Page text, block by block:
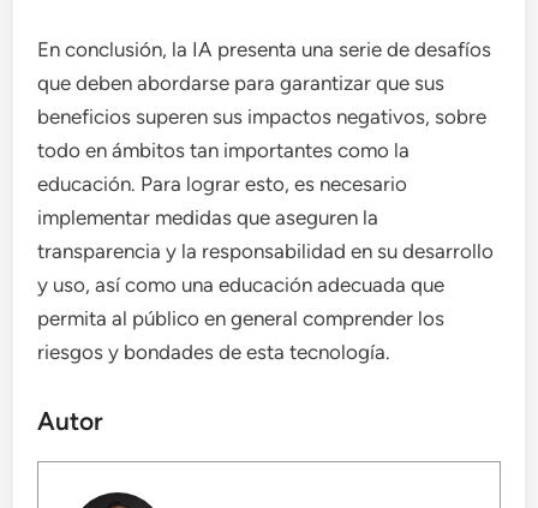
En conclusión, la IA presenta una serie de desafíos
que deben abordarse para garantizar que sus
beneficios superen sus impactos negativos, sobre
todo en ámbitos tan importantes como la
educación. Para lograr esto, es necesario
implementar medidas que aseguren la
transparencia y la responsabilidad en su desarrollo
y uso, así como una educación adecuada que
permita al público en general comprender los
riesgos y bondades de esta tecnología.
Autor